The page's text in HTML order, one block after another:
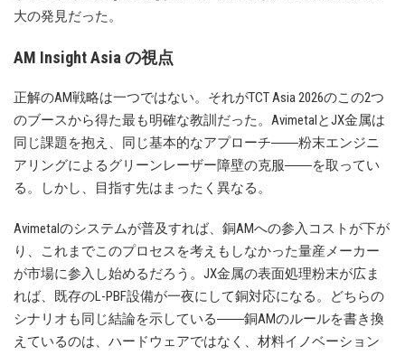
大の発見だった。
AM Insight Asia の視点
正解のAM戦略は一つではない。それがTCT Asia 2026のこの2つ
のブースから得た最も明確な教訓だった。AvimetalとJX金属は
同じ課題を抱え、同じ基本的なアプローチ――粉末エンジニ
アリングによるグリーンレーザー障壁の克服――を取ってい
る。しかし、目指す先はまったく異なる。
Avimetalのシステムが普及すれば、銅AMへの参入コストが下が
り、これまでこのプロセスを考えもしなかった量産メーカー
が市場に参入し始めるだろう。JX金属の表面処理粉末が広ま
れば、既存のL-PBF設備が一夜にして銅対応になる。どちらの
シナリオも同じ結論を示している――銅AMのルールを書き換
えているのは、ハードウェアではなく、材料イノベーション